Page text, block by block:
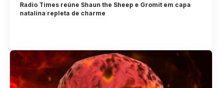
Radio Times reúne Shaun the Sheep e Gromit em capa
natalina repleta de charme